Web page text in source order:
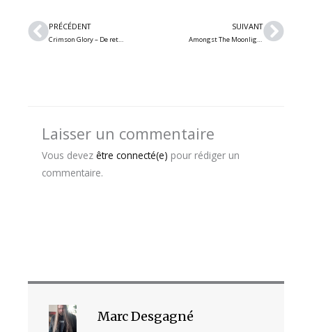
Précédent
PRÉCÉDENT
Crimson Glory – De retour avec deux nouveaux membres et du nouveau matériel
SUIVANT
Amongst The Moonlight – Découvrez le 1er album « A Journey Through Darkness » du groupe black metal symphonique atmosphérique
Laisser un commentaire
Vous devez être connecté(e) pour rédiger un
commentaire.
Marc Desgagné